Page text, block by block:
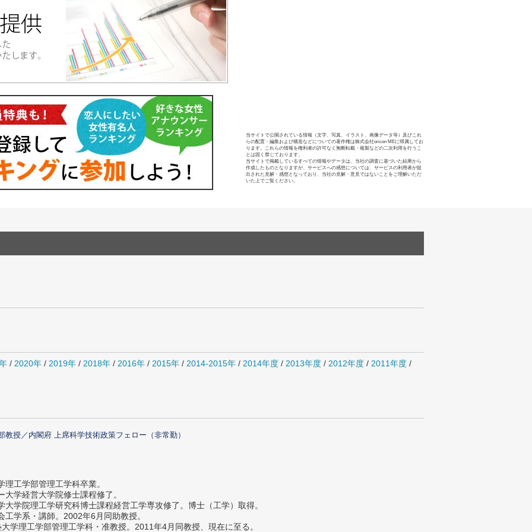
当サイトで公開されている情報（文字、写真、イラスト、画像データ等）及びこれ
らの配置・編集および構造などについての著作権は株式会社oricon MEに帰属してお
ります。これらの情報を権利者の許可なく無断転載・複製などの二次利用を行うこ
とは固く禁じております。
当サイトで掲載しているすべての情報やデータは、当社の調査に基づいた結果から
作成したものとなりますが、サービスへの感想については、サービスの利用者が提
出された見解・感想となっており、当社の見解・意見ではないことをご理解いただ
いた上でご覧ください。
/ 2020年 / 2019年 / 2018年 / 2016年 / 2015年 / 2014-2015年 / 2014年度 / 2013年度 / 2012年度 / 2011年度 /
教授／内閣府 上席科学技術政策フェロー（非常勤）
工学部管理工学科卒業。
学経営大学院修士課程修了。
大学院理工学研究科博士課程経営工学専攻修了。博士（工学）取得。
工学系・講師。2002年6月同助教授。
学理工学部管理工学科・准教授。2011年4月同教授、現在に至る。